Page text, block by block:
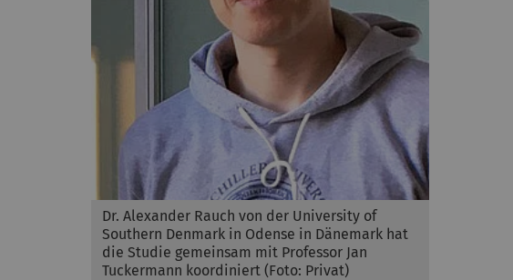
Dr. Alexander Rauch von der University of
Southern Denmark in Odense in Dänemark hat
die Studie gemeinsam mit Professor Jan
Tuckermann koordiniert (Foto: Privat)